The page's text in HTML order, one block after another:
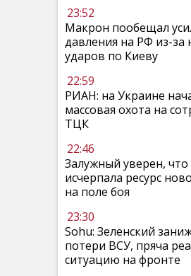
23:52
Макрон пообещал
давления на РФ из-за
ударов по Киеву
22:59
РИАН: на Украине
массовая охота на
ТЦК
22:46
Залужный уверен,
исчерпала ресурс
на поле боя
23:30
Sohu: Зеленский
потери ВСУ, пряча
ситуацию на фронте